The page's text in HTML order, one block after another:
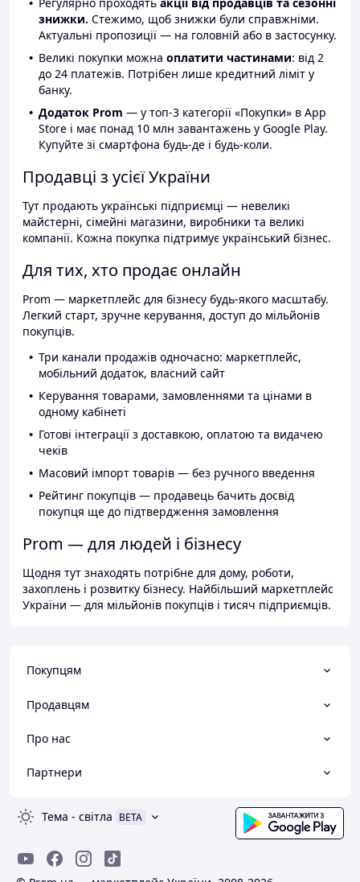
знижки. Стежимо, щоб знижки були справжніми.
Актуальні пропозиції — на головній або в застосунку.
Великі покупки можна оплатити частинами: від 2
до 24 платежів. Потрібен лише кредитний ліміт у
банку.
Додаток Prom — у топ-3 категорії «Покупки» в App
Store і має понад 10 млн завантажень у Google Play.
Купуйте зі смартфона будь-де і будь-коли.
Продавці з усієї України
Тут продають українські підприємці — невеликі
майстерні, сімейні магазини, виробники та великі
компанії. Кожна покупка підтримує український бізнес.
Для тих, хто продає онлайн
Prom — маркетплейс для бізнесу будь-якого масштабу.
Легкий старт, зручне керування, доступ до мільйонів
покупців.
Три канали продажів одночасно: маркетплейс,
мобільний додаток, власний сайт
Керування товарами, замовленнями та цінами в
одному кабінеті
Готові інтеграції з доставкою, оплатою та видачею
чеків
Масовий імпорт товарів — без ручного введення
Рейтинг покупців — продавець бачить досвід
покупця ще до підтвердження замовлення
Prom — для людей і бізнесу
Щодня тут знаходять потрібне для дому, роботи,
захоплень і розвитку бізнесу. Найбільший маркетплейс
України — для мільйонів покупців і тисяч підприємців.
Покупцям
Продавцям
Про нас
Партнери
Тема - світла BETA